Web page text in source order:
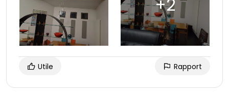
Utile Rapport